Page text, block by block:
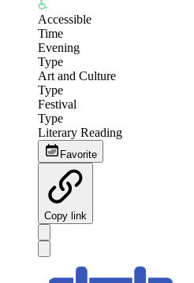
Accessible
Time
Evening
Type
Art and Culture
Type
Festival
Type
Literary Reading
Favorite
Copy link